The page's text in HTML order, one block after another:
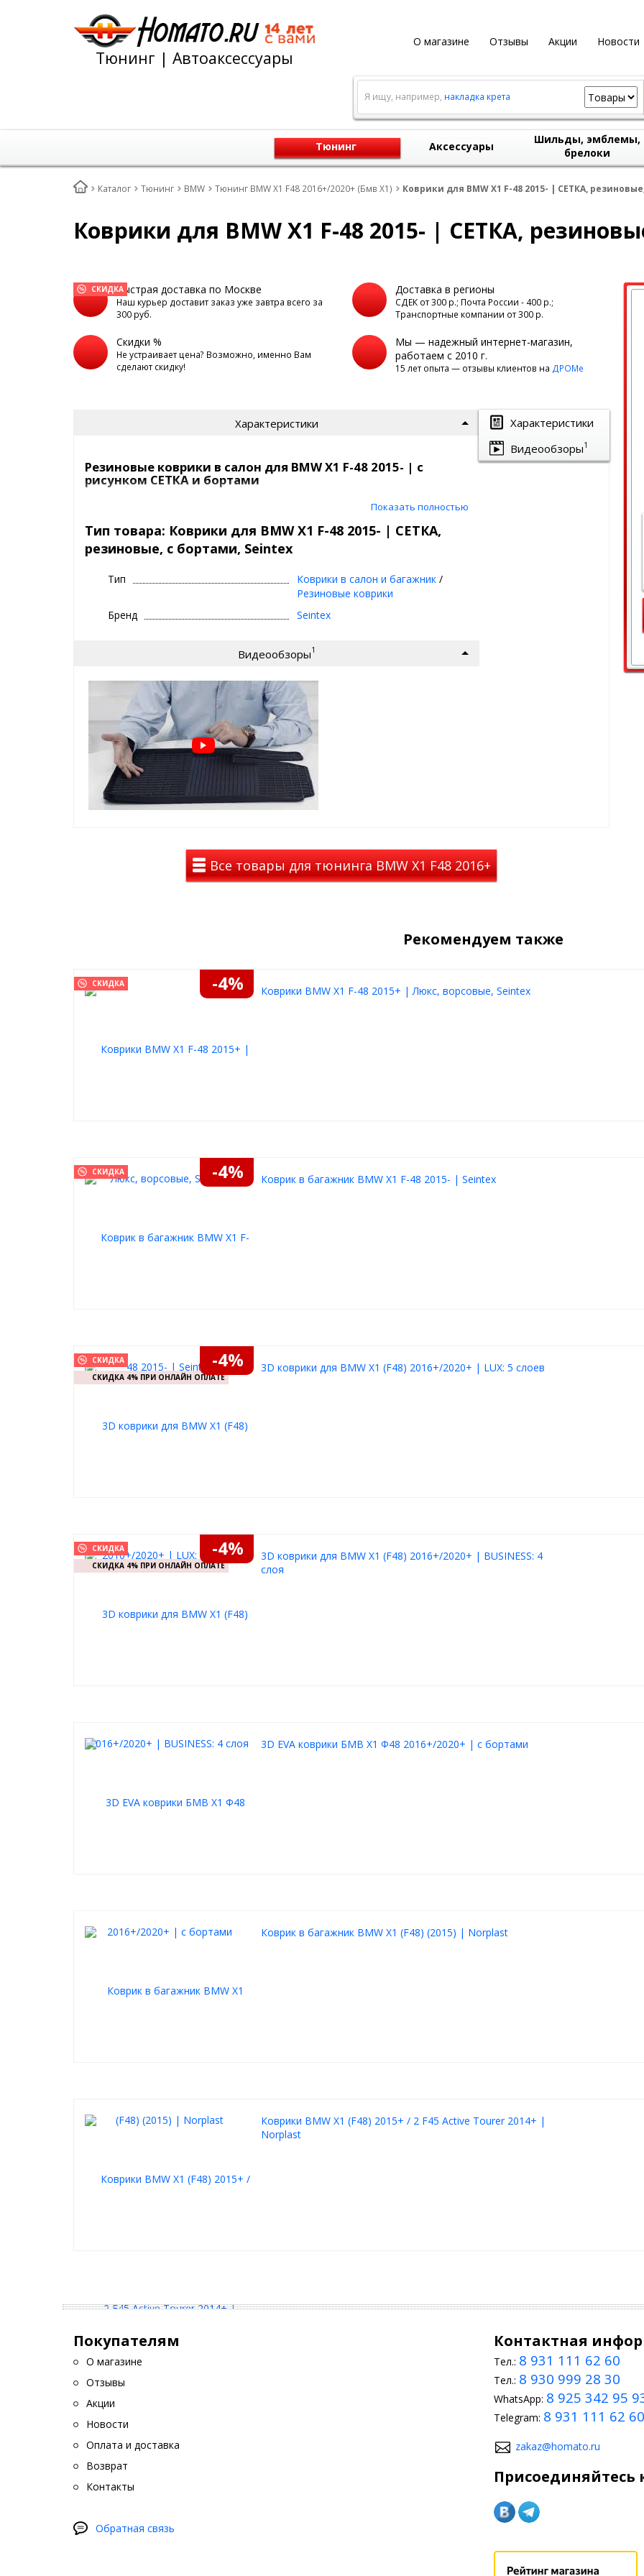
О магазине Отзывы Акции Новости
Тюнинг | Автоаксессуары
Я ищу, например, накладка крета
Тюнинг Аксессуары
Шильды, эмблемы,
брелоки
Каталог Тюнинг BMW Тюнинг BMW X1 F48 2016+/2020+ (Бмв Х1) Коврики для BMW X1 F-48 2015- | СЕТКА,
Коврики для BMW X1 F-48 2015- | СЕТКА,
СКИДКАБыстрая доставка по Москве
Наш курьер доставит заказ уже завтра всего за
300 руб.
Доставка в регионы
СДЕК от 300 р.; Почта России - 400 р.;
Транспортные компании от 300 р.
Скидки %
Не устраивает цена? Возможно, именно Вам
сделают скидку!
Мы — надежный интернет-магазин,
работаем с 2010 г.
15 лет опыта — отзывы клиентов на ДРОМе
Характеристики
Видеообзоры1
Характеристики
Резиновые коврики в салон для BMW X1 F-48 2015- | с
рисунком СЕТКА и бортами
Ковры в машину Seintex с рисунком СЕТКА и бортами
| Премиум, резиновые
⊕ рисунок СЕТКА - идеален для сбора грязи, пыли и воды,
вынимать коврики, то ничего не прольется мимо!
⊕ имеют увеличенные бортики
крепеж, идельно повторяют геометрию пола авто
зима, весна
⊕ не скользят, имею шипы против скольжения с обратной
стороны
⊕ износостойки, легко чистятся и моются, просты в уходе
Коврики с СЕТКОЙ на BMW X1 F-48 2015-
премиальный вид среди резиновых ковров
лучшие лекала от завода
долговечность, стильный вид , идеальное сочетание
Показать полностью
Тип товара: Коврики для BMW X1 F-48 2015- | СЕТКА,
резиновые, с бортами, Seintex
Тип Коврики в салон и багажник /
Резиновые коврики
Бренд
Seintex
Видеообзоры1
Все товары для тюнинга BMW X1 F48 2016+
Рекомендуем также
СКИДКА -4% Коврики BMW X1 F-48 2015+ | Люкс, ворсовые, Seintex
СКИДКА -4% Коврик в багажник BMW X1 F-48 2015- | Seintex
СКИДКА
СКИДКА 4% ПРИ ОНЛАЙН ОПЛАТЕ
-4% 3D коврики для BMW X1 (F48) 2016+/2020+ | LUX: 5 слоев
СКИДКА
СКИДКА 4% ПРИ ОНЛАЙН ОПЛАТЕ
-4%
3D коврики для BMW X1 (F48) 2016+/2020+ | BUSINESS: 4
слоя
3D EVA коврики БМВ Х1 Ф48 2016+/2020+ | с бортами
Коврик в багажник BMW X1 (F48) (2015) | Norplast
Коврики BMW X1 (F48) 2015+ / 2 F45 Active Tourer 2014+ |
Norplast
Покупателям
О магазине
Отзывы
Акции
Новости
Оплата и доставка
Возврат
Контакты
Обратная связь
Контактная
Тел.: 8 931 111 62 60
Тел.: 8 930 999 28 30
WhatsApp: 8 925 342 95
Telegram: 8 931 111 62 60
zakaz@homato.ru
Присоединяйтесь